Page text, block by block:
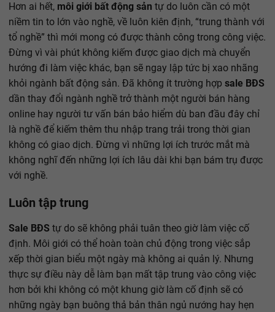
Hơn ai hết, môi giới bất động sản tự do luôn cần có một
niềm tin to lớn vào nghề, về luôn kiên định, “trung thành với
tổ nghề” thì mới mong có được thành công trong công việc.
Đừng vì vài phút không kiếm được giao dịch mà chuyển
hướng đi làm việc khác, bạn sẽ ngay lập tức bị xao nhãng
khỏi ngành bất động sản. Đã không ít trường hợp sale BĐS
dần thay đổi ngành nghề trở thành một người bán hàng
online hay người tư vấn bán bảo hiểm dù ban đầu đây chỉ
là nghề để kiếm thêm thu nhập trang trải trong thời gian
không có giao dịch. Đừng vì những lợi ích trước mắt mà
không nghĩ đến những lợi ích lâu dài khi bạn bám trụ được
với nghề.
Luôn tập trung
Sale BĐS tự do sẽ không phải tuân theo giờ làm việc cố
định. Môi giới có thể hoàn toàn chủ động trong việc sắp
xếp thời gian biểu một ngày mà không ai quản lý. Nhưng
thực sự điều này dễ làm bạn mất tập trung vào công việc
hơn bởi khi không có một khung giờ làm cố định sẽ có
những ngày bạn buông thả bản thân ngủ nướng hay hẹn